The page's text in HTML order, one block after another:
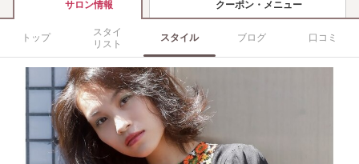
サロン情報 クーポン・メニュー
トップ
スタイ
リスト
スタイル ブログ 口コミ